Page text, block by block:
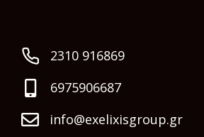
2310 916869
6975906687
info@exelixisgroup.gr